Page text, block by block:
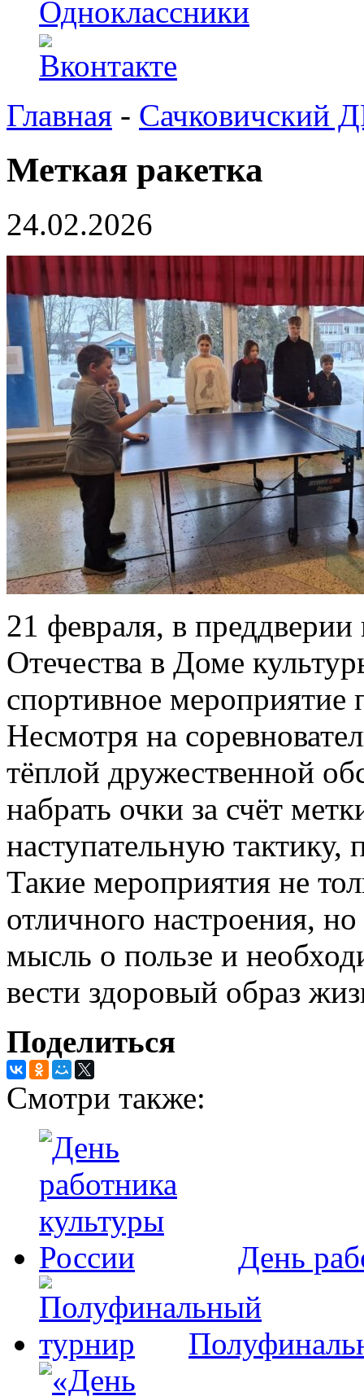
Главная - Сачковичский
Меткая ракетка
24.02.2026
21 февраля, в
Отечества в Доме
спортивное мероприятие
Несмотря на
тёплой дружественной
набрать очки за счёт
наступательную тактику,
Такие мероприятия не
отличного настроения,
мысль о пользе и
вести здоровый образ
Поделиться
Смотри также:
День